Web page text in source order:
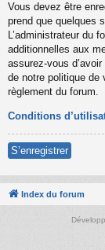
Vous devez être
prend que quelques
L’administrateur du
additionnelles aux
assurez-vous
de notre politique de
règlement du forum.
Conditions
S’enregistrer
Index du forum